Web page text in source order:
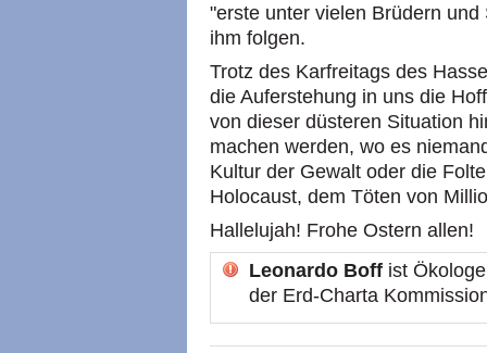
"erste unter vielen Brüdern
ihm folgen.
Trotz des Karfreitags des
die Auferstehung in uns die
von dieser düsteren Situation
machen werden, wo es
Kultur der Gewalt oder die
Holocaust, dem Töten von
Hallelujah! Frohe Ostern allen!
Leonardo Boff ist
der Erd-Charta